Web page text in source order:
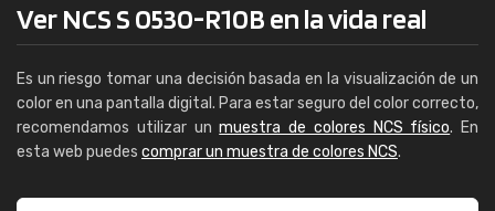
Ver NCS S 0530-R10B en la vida real
Es un riesgo tomar una decisión basada en la visualización de un
color en una pantalla digital. Para estar seguro del color correcto,
recomendamos utilizar unmuestra de colores NCS físico. En
esta web puedes comprar un muestra de colores NCS.